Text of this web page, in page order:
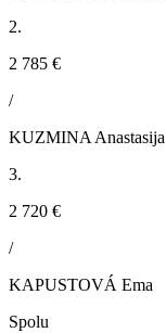
2.
2 785 €
/
KUZMINA Anastasija
3.
2 720 €
/
KAPUSTOVÁ Ema
Spolu